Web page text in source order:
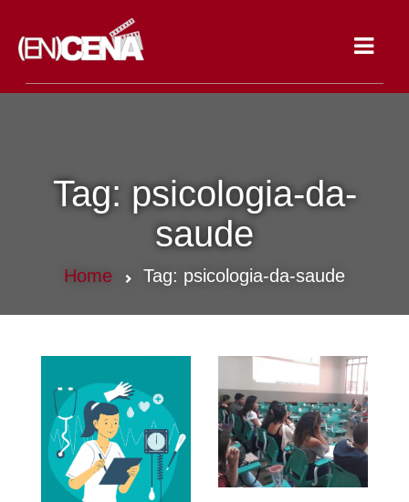
Tag: psicologia-da-
saude
Home Tag: psicologia-da-saude